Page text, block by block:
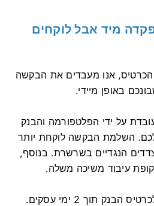
מיד אבל לוקחים
אנו מעבדים את הבקשה
באופן מיידי.
על ידי הפלטפורמה והבנק
השלמת הבקשה לוקחת יותר
הנגדיים בשרשרת. בנוסף,
עיבוד משיכה משלה.
בממוצע, כספים מזוכים לכרטיס הבנק תוך 2 ימי עסקים.